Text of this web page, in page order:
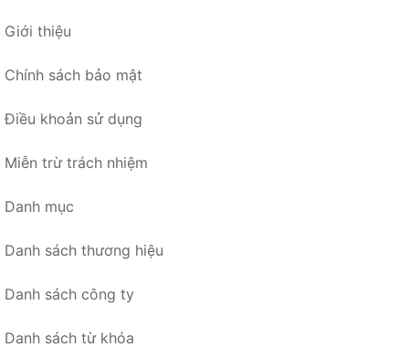
Giới thiệu
Chính sách bảo mật
Điều khoản sử dụng
Miễn trừ trách nhiệm
Danh mục
Danh sách thương hiệu
Danh sách công ty
Danh sách từ khóa